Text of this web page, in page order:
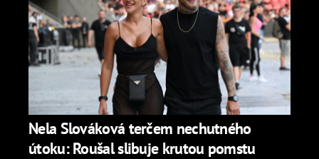
Nela Slováková terčem nechutného
útoku: Roušal slibuje krutou pomstu